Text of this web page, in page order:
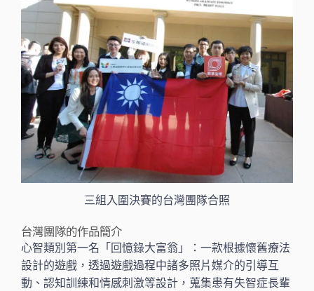
三組入圍決賽的台灣團隊合照
台灣團隊的作品簡介
心智類別第一名「回憶錄大富翁」：一款根據懷舊療法
設計的遊戲，透過遊戲過程中諸多照片媒介的引導互
動、認知訓練和情感刺激等設計，蒐集患有失智症長輩